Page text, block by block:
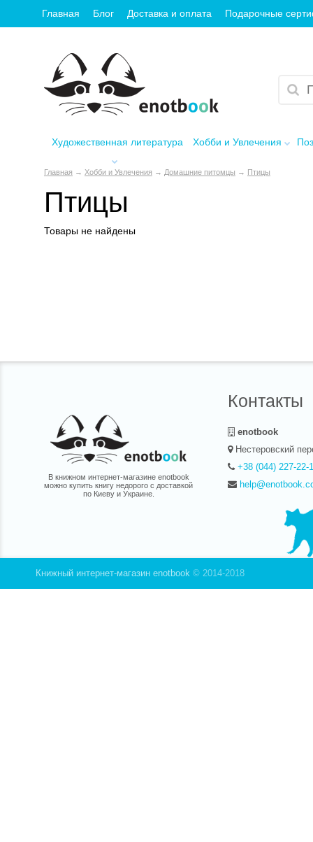
Главная Блог Доставка и оплата Подарочные
Художественная литература Хобби и Увлечения
Главная → Хобби и Увлечения → Домашние питомцы → Птицы
Птицы
Товары не найдены
В книжном интернет-магазине enotbook
можно купить книгу недорого с доставкой
по Киеву и Украине.
Контакты
enotbook
Нестеровский
+38 (044) 227-22-
Книжный интернет-магазин enotbook © 2014-2018